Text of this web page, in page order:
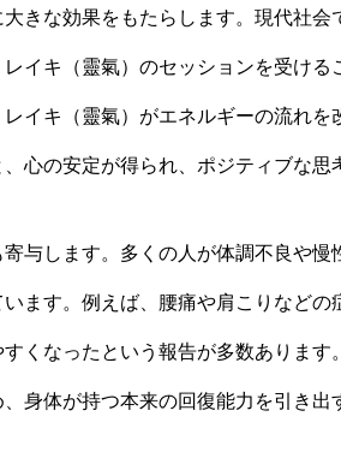
きな効果をもたらします。現代社会
イキ（靈氣）のセッションを受ける
イキ（靈氣）がエネルギーの流れを
心の安定が得られ、ポジティブな思
与します。多くの人が体調不良や慢
ます。例えば、腰痛や肩こりなどの
くなったという報告が多数あります
身体が持つ本来の回復能力を引き出